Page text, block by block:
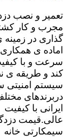
تعمیر و نصب
گذاری در
اماده ی
سرعت و با
کند و طریقه ی
سیستم امنیتی
دربرندهای
ایرانی با کیفیت
عالی.قیمت
سیمکارتی خانه